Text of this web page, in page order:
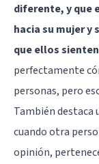
diferente, y que
hacia su mujer y
que ellos
perfectamente
personas, pero
También
cuando otra
opinión,